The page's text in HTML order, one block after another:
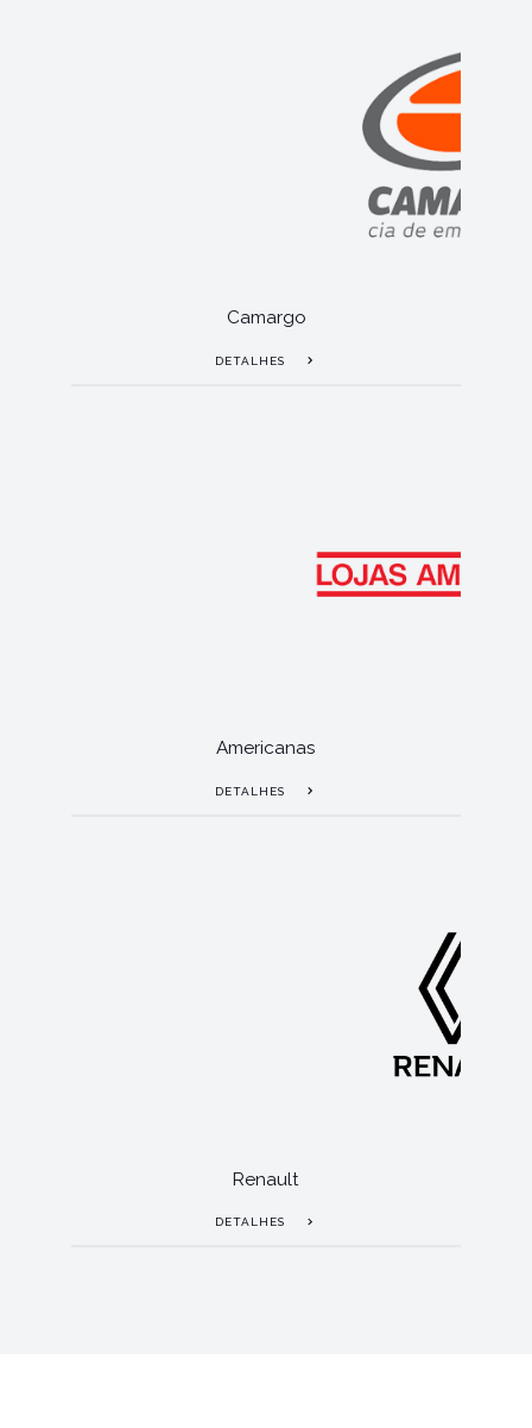
Camargo
DETALHES
Americanas
DETALHES
Renault
DETALHES